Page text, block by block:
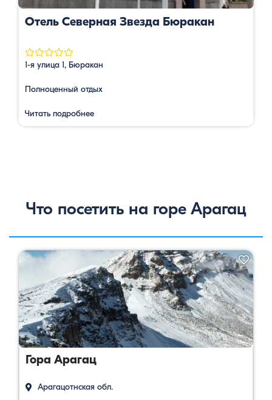
Отель Северная Звезда Бюракан
1-я улица 1, Бюракан
Полноценный отдых
Читать подробнее
Что посетить на горе Арагац
Гора Арагац
Арагацотнская обл.